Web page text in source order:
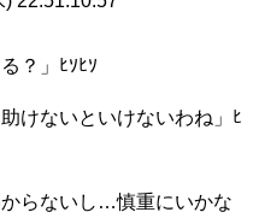
？」ﾋｿﾋｿ
けないといけないわね」ﾋ
らないし…慎重にいかな